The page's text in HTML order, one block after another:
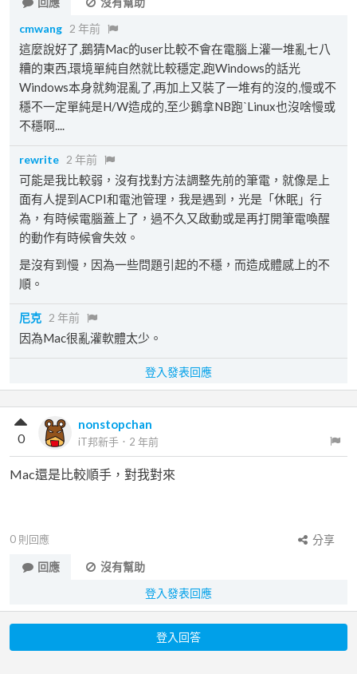
cmwang 2 年前
這麼說好了,鵝猜Mac的user比較不會在電腦上灌一堆亂七八
糟的東西,環境單純自然就比較穩定,跑Windows的話光
Windows本身就夠混亂了,再加上又裝了一堆有的沒的,慢或不
穩不一定單純是H/W造成的,至少鵝拿NB跑ˋLinux也沒啥慢或
不穩啊....
rewrite 2 年前
可能是我比較弱，沒有找對方法調整先前的筆電，就像是上
面有人提到ACPI和電池管理，我是遇到，光是「休眠」行
為，有時候電腦蓋上了，過不久又啟動或是再打開筆電喚醒
的動作有時候會失效。
是沒有到慢，因為一些問題引起的不穩，而造成體感上的不
順。
尼克 2 年前
因為Mac很亂灌軟體太少。
登入發表回應
nonstopchan
iT邦新手 ． 2 年前
0
Mac還是比較順手，對我對來
0 則回應
分享
回應
沒有幫助
登入發表回應
登入回答